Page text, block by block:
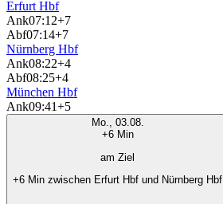
Erfurt Hbf
Ank07:12+7
Abf07:14+7
Nürnberg Hbf
Ank08:22+4
Abf08:25+4
München Hbf
Ank09:41+5
Mo., 03.08.
+6 Min
am Ziel
+6 Min zwischen Erfurt Hbf und Nürnberg Hbf